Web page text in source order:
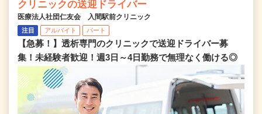
クリニックの送迎ドライバー
医療法人社団仁友会 入間駅前クリニック
注目 アルバイト パート
【急募！】透析専門のクリニックで送迎ドライバー募
集！未経験者歓迎！週3日～4日勤務で無理なく働ける◎